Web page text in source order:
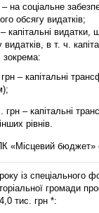
– на соціальне
обсягу видатків;
капітальні
видатків, в т. ч.
зокрема:
– капітальні
грн – капітальні
рівнів.
«Місцевий
із спеціального
громади
тис. грн *: